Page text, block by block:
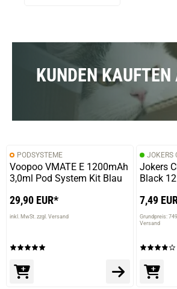
KUNDEN KAUFTEN
PODSYSTEME
Voopoo VMATE E 1200mAh
3,0ml Pod System Kit Blau
29,90 EUR*
inkl. MwSt. zzgl. Versand
JOKERS
Jokers
Black
7,49
Grundpreis:
Versand